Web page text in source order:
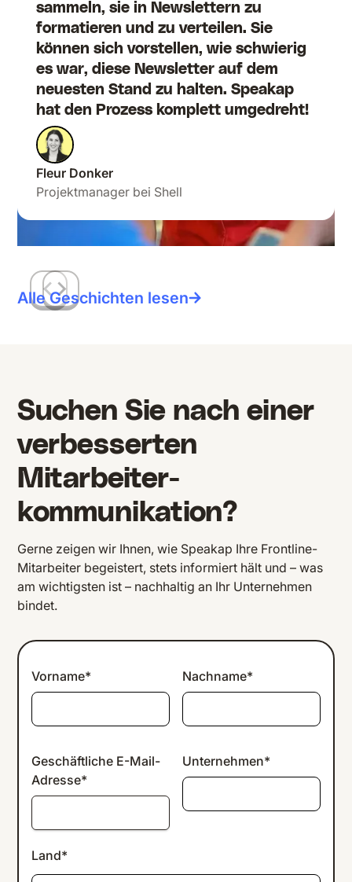
sammeln, sie in Newslettern zu
formatieren und zu verteilen. Sie
können sich vorstellen, wie schwierig
es war, diese Newsletter auf dem
neuesten Stand zu halten. Speakap
hat den Prozess komplett umgedreht!
Fleur Donker
Projektmanager bei Shell
Alle Geschichten lesen
Suchen Sie nach einer
verbesserten
Mitarbeiter-
kommunikation?
Gerne zeigen wir Ihnen, wie Speakap Ihre Frontline-
Mitarbeiter begeistert, stets informiert hält und – was
am wichtigsten ist – nachhaltig an Ihr Unternehmen
bindet.
Vorname* Nachname*
Geschäftliche E-Mail-
Adresse*
Unternehmen*
Land*